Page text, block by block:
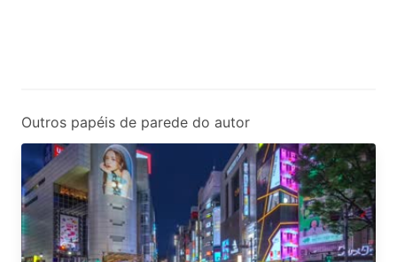
Outros papéis de parede do autor